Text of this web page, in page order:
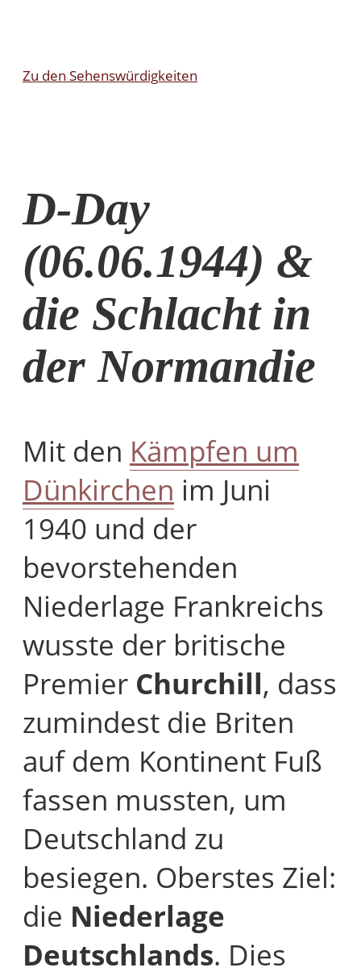
Zu den Sehenswürdigkeiten
D-Day
(06.06.1944) &
die Schlacht in
der Normandie
Mit den Kämpfen um
Dünkirchen im Juni
1940 und der
bevorstehenden
Niederlage Frankreichs
wusste der britische
Premier Churchill, dass
zumindest die Briten
auf dem Kontinent Fuß
fassen mussten, um
Deutschland zu
besiegen. Oberstes Ziel:
die Niederlage
Deutschlands. Dies